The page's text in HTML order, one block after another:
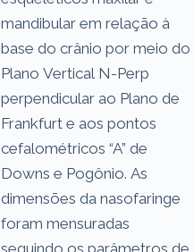
mandibular em relação à
base do crânio por meio do
Plano Vertical N-Perp
perpendicular ao Plano de
Frankfurt e aos pontos
cefalométricos “A” de
Downs e Pogônio. As
dimensões da nasofaringe
foram mensuradas
seguindo os parâmetros de